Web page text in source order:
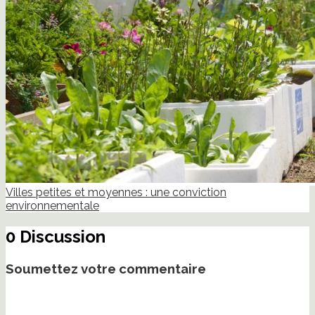
Villes petites et moyennes : une conviction
environnementale
0 Discussion
Soumettez votre commentaire